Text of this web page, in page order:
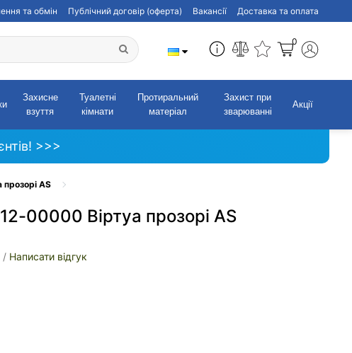
та обмін Публічний договір (оферта) Вакансії Доставка та оплата
0
Захисне
взуття
Туалетні
кімнати
Протиральний
матеріал
Захист при
зварюванні
Акції
>>>
AS
00000 Віртуа прозорі AS
/ Написати відгук